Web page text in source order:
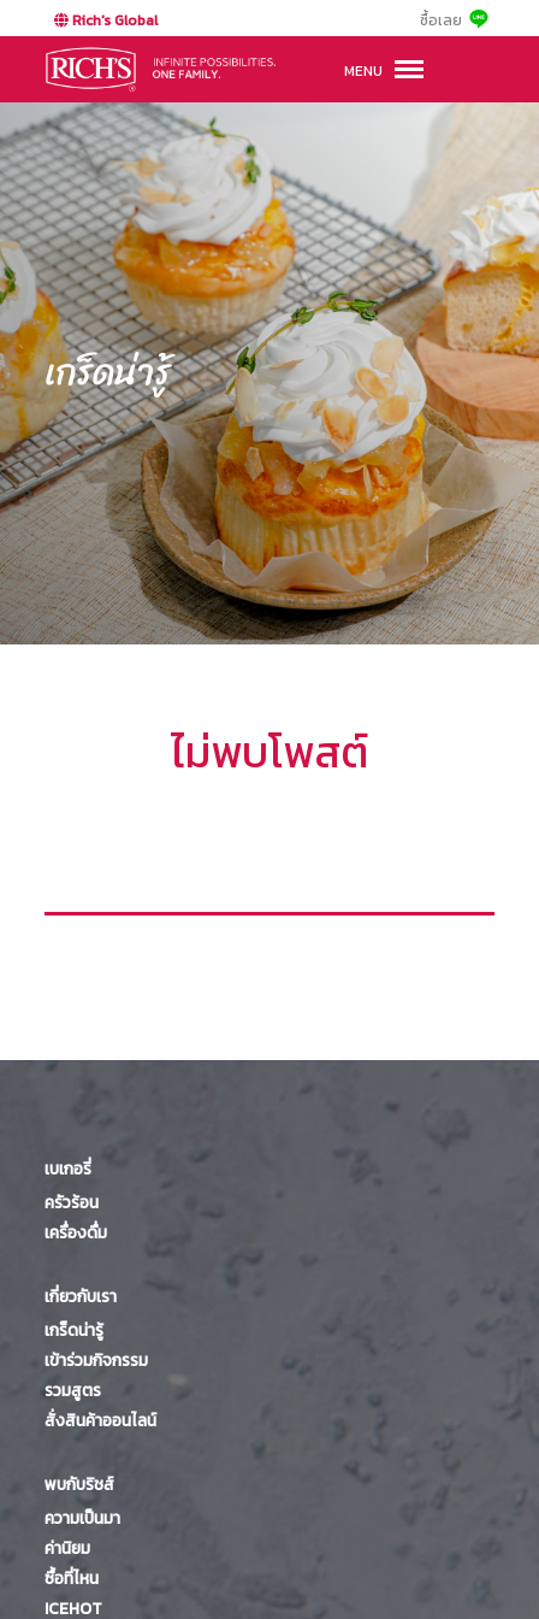
Rich's Global ซื้อเลย
MENU
เกร็ดน่ารู้
ไม่พบโพสต์
เบเกอรี่
ครัวร้อน
เครื่องดื่ม
เกี่ยวกับเรา
เกร็ดน่ารู้
เข้าร่วมกิจกรรม
รวมสูตร
สั่งสินค้าออนไลน์
พบกับริชส์
ความเป็นมา
ค่านิยม
ซื้อที่ไหน
ICEHOT